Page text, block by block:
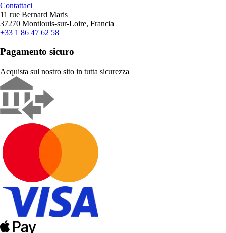
Contattaci
11 rue Bernard Maris
37270 Montlouis-sur-Loire, Francia
+33 1 86 47 62 58
Pagamento sicuro
Acquista sul nostro sito in tutta sicurezza